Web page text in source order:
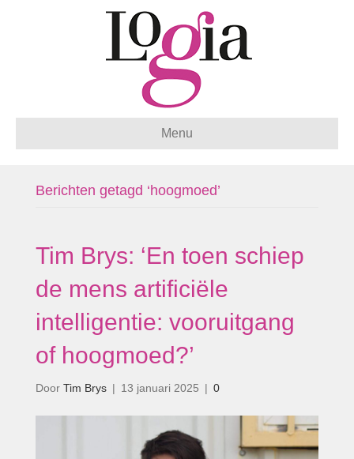
Menu
Berichten getagd ‘hoogmoed’
Tim Brys: ‘En toen schiep
de mens artificiële
intelligentie: vooruitgang
of hoogmoed?’
Door Tim Brys | 13 januari 2025 | 0